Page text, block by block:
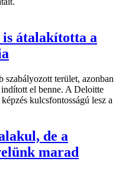
is átalakította a
terület, azonban
el benne. A Deloitte
kulcsfontosságú lesz a
de a
marad